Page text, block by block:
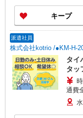
キープ
派遣社員
株式会社kotrio /●KM-H-
タイ
タッ
通費